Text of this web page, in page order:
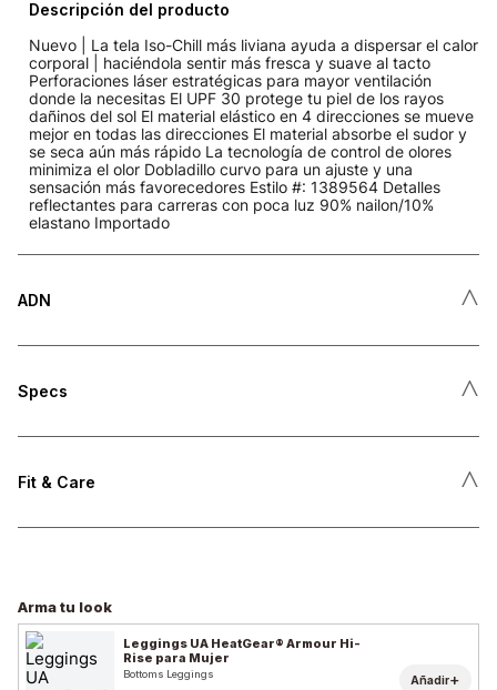
Descripción del producto
Nuevo | La tela Iso-Chill más liviana ayuda a dispersar el calor
corporal | haciéndola sentir más fresca y suave al tacto
Perforaciones láser estratégicas para mayor ventilación
donde la necesitas El UPF 30 protege tu piel de los rayos
dañinos del sol El material elástico en 4 direcciones se mueve
mejor en todas las direcciones El material absorbe el sudor y
se seca aún más rápido La tecnología de control de olores
minimiza el olor Dobladillo curvo para un ajuste y una
sensación más favorecedores Estilo #: 1389564 Detalles
reflectantes para carreras con poca luz 90% nailon/10%
elastano Importado
ADN ˄
Specs ˄
Fit & Care ˄
Arma tu look
Leggings UA HeatGear® Armour Hi-
Rise para Mujer
Bottoms Leggings Añadir+